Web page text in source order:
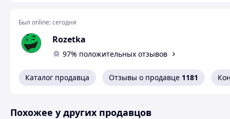
ВкусMonkey Shoulder
был создан настолько
самых смелых коктейльных экспериментах.
Был online:сегодня
Rozetka
97% положительных отзывов
Каталог продавца Отзывы о продавце 1181
Похожее у других продавцов